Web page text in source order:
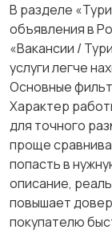
Медицина
Образование
Перевозки,
В разделе
объявления в
«Вакансии /
услуги легче
Основные
Характер
для точного
проще
попасть в
описание,
повышает
покупателю